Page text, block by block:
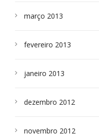
março 2013
fevereiro 2013
janeiro 2013
dezembro 2012
novembro 2012